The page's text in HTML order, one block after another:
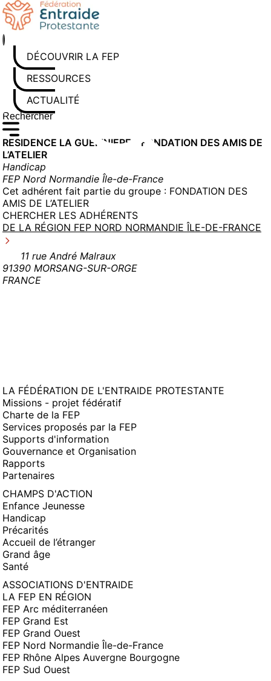
Aller
au
contenu
DÉCOUVRIR LA FEP
RESSOURCES
ACTUALITÉS
Rechercher sur le site
Saisissez au moins 3 caractères pour lancer la recherche
RESIDENCE LA GUERINIERE – FONDATION DES AMIS DE
L’ATELIER
Handicap
FEP Nord Normandie Île-de-France
Cet adhérent fait partie du groupe : FONDATION DES
AMIS DE L’ATELIER
CHERCHER LES ADHÉRENTS
DE LA RÉGION FEP NORD NORMANDIE ÎLE-DE-FRANCE
11 rue André Malraux
91390 MORSANG-SUR-ORGE
FRANCE
LA FÉDÉRATION DE L'ENTRAIDE PROTESTANTE
Missions - projet fédératif
Charte de la FEP
Services proposés par la FEP
Supports d'information
Gouvernance et Organisation
Rapports
Partenaires
CHAMPS D'ACTION
Enfance Jeunesse
Handicap
Précarités
Accueil de l’étranger
Grand âge
Santé
ASSOCIATIONS D'ENTRAIDE
LA FEP EN RÉGION
FEP Arc méditerranéen
FEP Grand Est
FEP Grand Ouest
FEP Nord Normandie Île-de-France
FEP Rhône Alpes Auvergne Bourgogne
FEP Sud Ouest